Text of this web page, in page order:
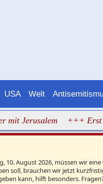
USA Welt
+++ Erst wird
10. August 2026, müssen wir
soll, brauchen wir jetzt
kann, hilft besonders.